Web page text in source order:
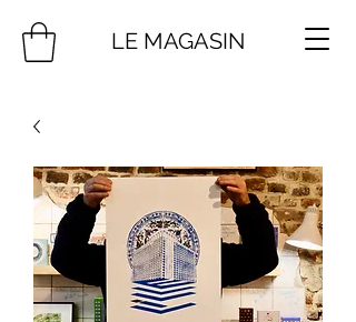
LE MAGASIN